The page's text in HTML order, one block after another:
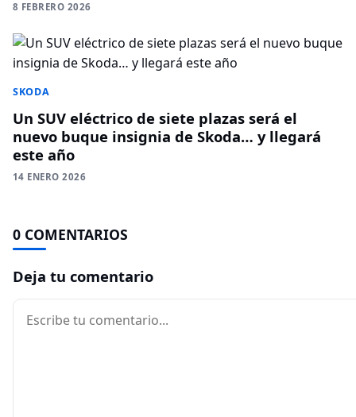
8 FEBRERO 2026
SKODA
Un SUV eléctrico de siete plazas será el
nuevo buque insignia de Skoda… y llegará
este año
14 ENERO 2026
0 COMENTARIOS
Deja tu comentario
Comentario